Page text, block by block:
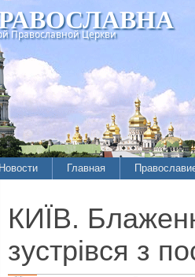
Православной Церкви
Новости
Межконфессиональные
отношения
Нарушения прав
верующих
Главная
История
Хроники
КИЇВ.
зустрівся з